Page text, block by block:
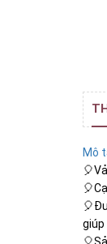
Mô
giúp